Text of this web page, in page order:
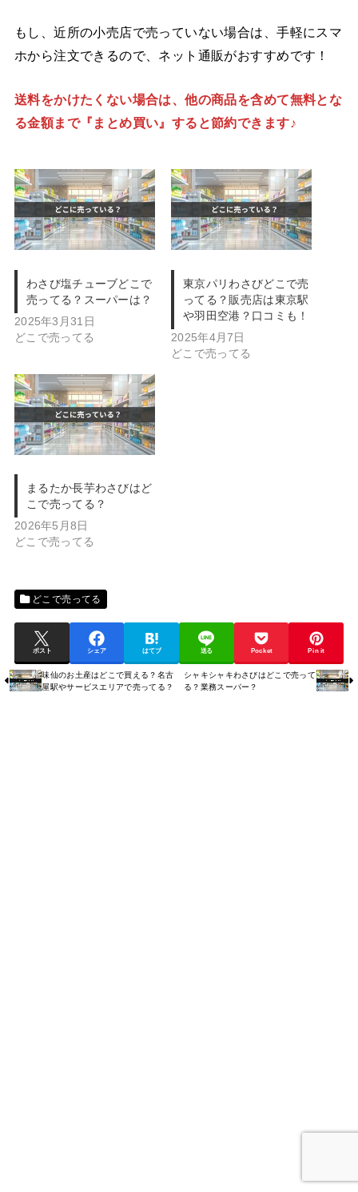
もし、近所の小売店で売っていない場合は、手軽にスマ
ホから注文できるので、ネット通販がおすすめです！
送料をかけたくない場合は、他の商品を含めて無料とな
る金額まで『まとめ買い』すると節約できます♪
わさび塩チューブどこで
売ってる？スーパーは？
2025年3月31日
どこで売ってる
東京パリわさびどこで売
ってる？販売店は東京駅
や羽田空港？口コミも！
2025年4月7日
どこで売ってる
まるたか長芋わさびはど
こで売ってる？
2026年5月8日
どこで売ってる
どこで売ってる
ポスト シェア はてブ 送る Pocket Pin it
味仙のお土産はどこで買える？名古
屋駅やサービスエリアで売ってる？
シャキシャキわさびはどこで売って
る？業務スーパー？